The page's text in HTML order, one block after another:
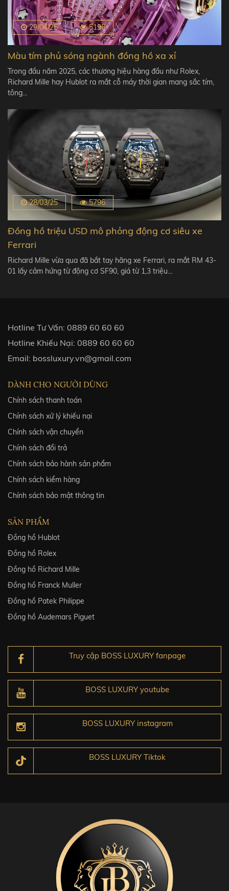
29/04/25 5195
Màu tím phủ sóng ngành đồng hồ xa xỉ
Trong đầu năm 2025, các thương hiệu hàng đầu như Rolex,
Richard Mille hay Hublot ra mắt cỗ máy thời gian mang sắc tím,
tông…
28/03/25 5796
Đồng hồ triệu USD mô phỏng động cơ siêu xe
Ferrari
Richard Mille vừa qua đã bắt tay hãng xe Ferrari, ra mắt RM 43-
01 lấy cảm hứng từ động cơ SF90, giá từ 1,3 triệu…
Hotline Tư Vấn: 0889 60 60 60
Hotline Khiếu Nại: 0889 60 60 60
Email: bossluxury.vn@gmail.com
DÀNH CHO NGƯỜI DÙNG
Chính sách thanh toán
Chính sách xử lý khiếu nại
Chính sách vận chuyển
Chính sách đổi trả
Chính sách bảo hành sản phẩm
Chính sách kiểm hàng
Chính sách bảo mật thông tin
SẢN PHẨM
Đồng hồ Hublot
Đồng hồ Rolex
Đồng hồ Richard Mille
Đồng hồ Franck Muller
Đồng hồ Patek Philippe
Đồng hồ Audemars Piguet
Truy cập BOSS LUXURY fanpage
BOSS LUXURY youtube
BOSS LUXURY instagram
BOSS LUXURY Tiktok